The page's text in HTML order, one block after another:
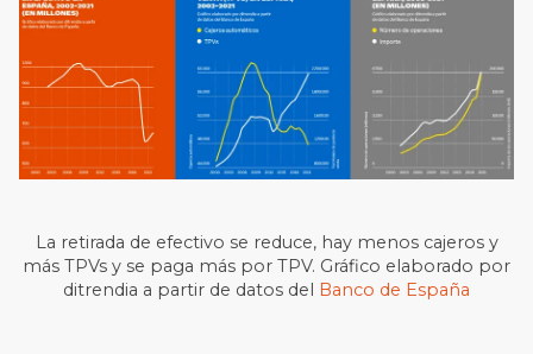
La retirada de efectivo se reduce, hay menos cajeros y
más TPVs y se paga más por TPV. Gráfico elaborado por
ditrendia a partir de datos del Banco de España